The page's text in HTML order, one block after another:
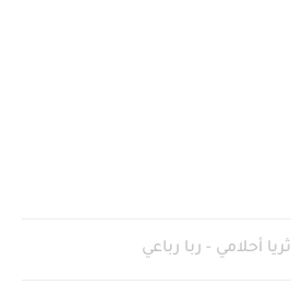
ثريا أحلامي - ربا رباعي